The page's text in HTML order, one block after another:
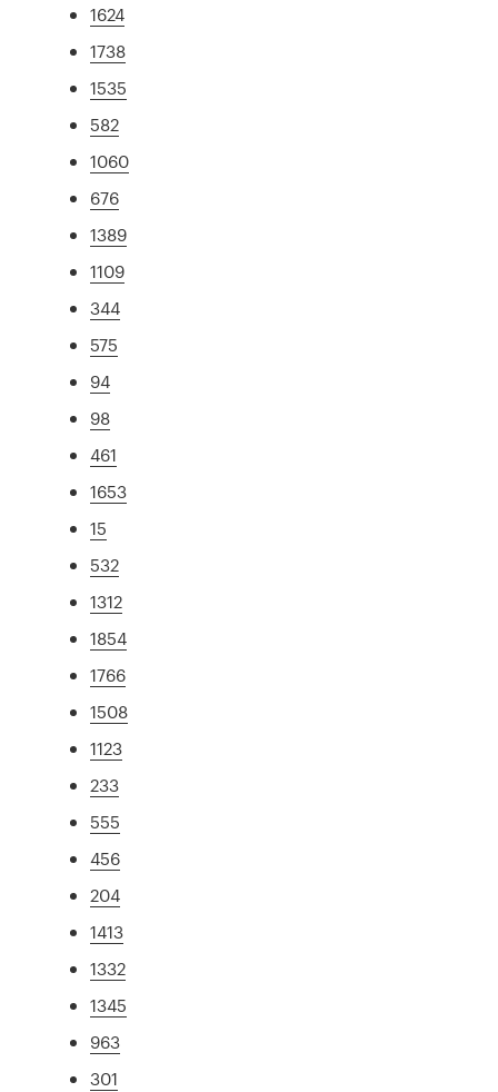
1624
1738
1535
582
1060
676
1389
1109
344
575
94
98
461
1653
15
532
1312
1854
1766
1508
1123
233
555
456
204
1413
1332
1345
963
301